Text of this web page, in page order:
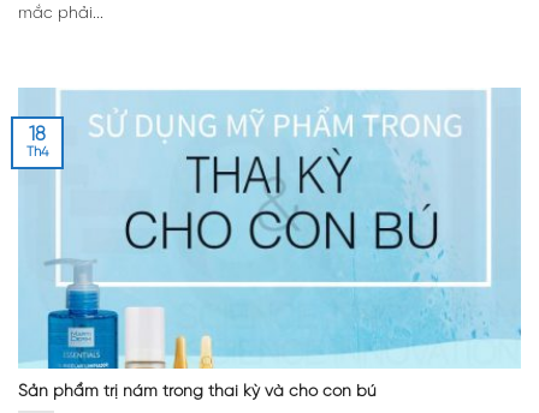
mắc phải...
Sản phẩm trị nám trong thai kỳ và cho con bú
18
Th4